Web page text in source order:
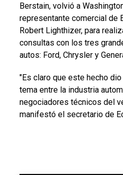
Berstain, volvió a
representante comercial de
Robert Lighthizer, para
consultas con los tres
autos: Ford, Chrysler y
"Es claro que este hecho
tema entre la industria
negociadores técnicos del
manifestó el secretario de